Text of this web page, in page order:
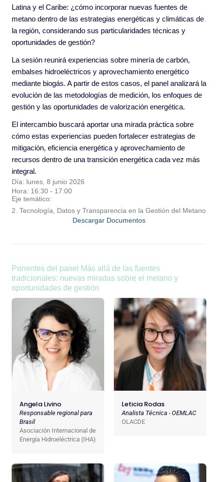
Latina y el Caribe: ¿cómo incorporar nuevas fuentes de
metano dentro de las estrategias energéticas y climáticas de
la región, considerando sus particularidades técnicas y
oportunidades de gestión?
La sesión reunirá experiencias sobre minería de carbón,
embalses hidroeléctricos y aprovechamiento energético
mediante biogás. A partir de estos casos, el panel analizará la
evolución de las metodologías de medición, los enfoques de
gestión y las oportunidades de valorización energética.
El intercambio buscará aportar una mirada práctica sobre
cómo estas experiencias pueden fortalecer estrategias de
mitigación, eficiencia energética y aprovechamiento de
recursos dentro de una transición energética cada vez más
integral.
Día: lunes, 8 junio 2026
Hora: 16:30 - 17:00
Eje temático:
2. Tecnología, Datos y Transparencia en la Gestión del Metano
Descargar Documentos
Ponentes del panel Más allá de las fuentes
tradicionales: nuevas miradas sobre el metano y
oportunidades de gestión
Angela Livino
Responsable regional para
Brasil
Asociación Internacional de
Energía Hidroeléctrica (IHA)
Leticia Rodas
Analista Técnica - OEMLAC
OLACDE